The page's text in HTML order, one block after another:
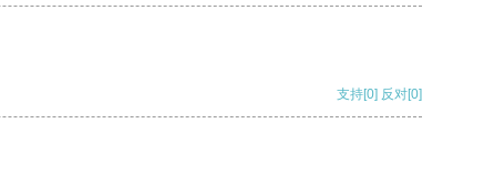
支持[0] 反对[0]